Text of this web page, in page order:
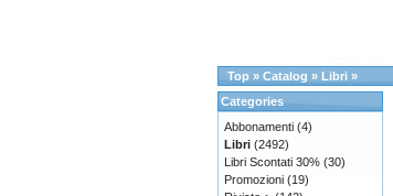
Top » Catalog » Libri »
Categories
Abbonamenti (4)
Libri (2492)
Libri Scontati 30% (30)
Promozioni (19)